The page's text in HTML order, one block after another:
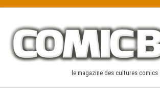
content
le magazine des cultures comics